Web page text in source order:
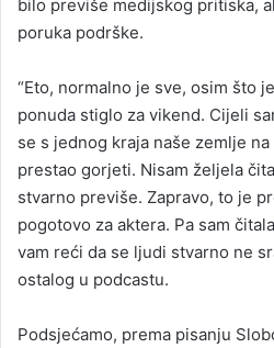
bilo previše medijskog pritiska,
poruka podrške.
“Eto, normalno je sve, osim što
ponuda stiglo za vikend. Cijeli
se s jednog kraja naše zemlje
prestao gorjeti. Nisam željela
stvarno previše. Zapravo, to je
pogotovo za aktera. Pa sam
vam reći da se ljudi stvarno ne
ostalog u podcastu.
Podsjećamo, prema pisanju